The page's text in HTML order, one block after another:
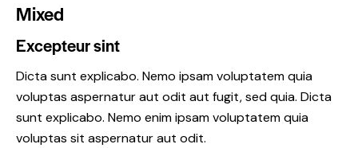
Mixed
Excepteur sint
Dicta sunt explicabo. Nemo ipsam voluptatem quia
voluptas aspernatur aut odit aut fugit, sed quia. Dicta
sunt explicabo. Nemo enim ipsam voluptatem quia
voluptas sit aspernatur aut odit.